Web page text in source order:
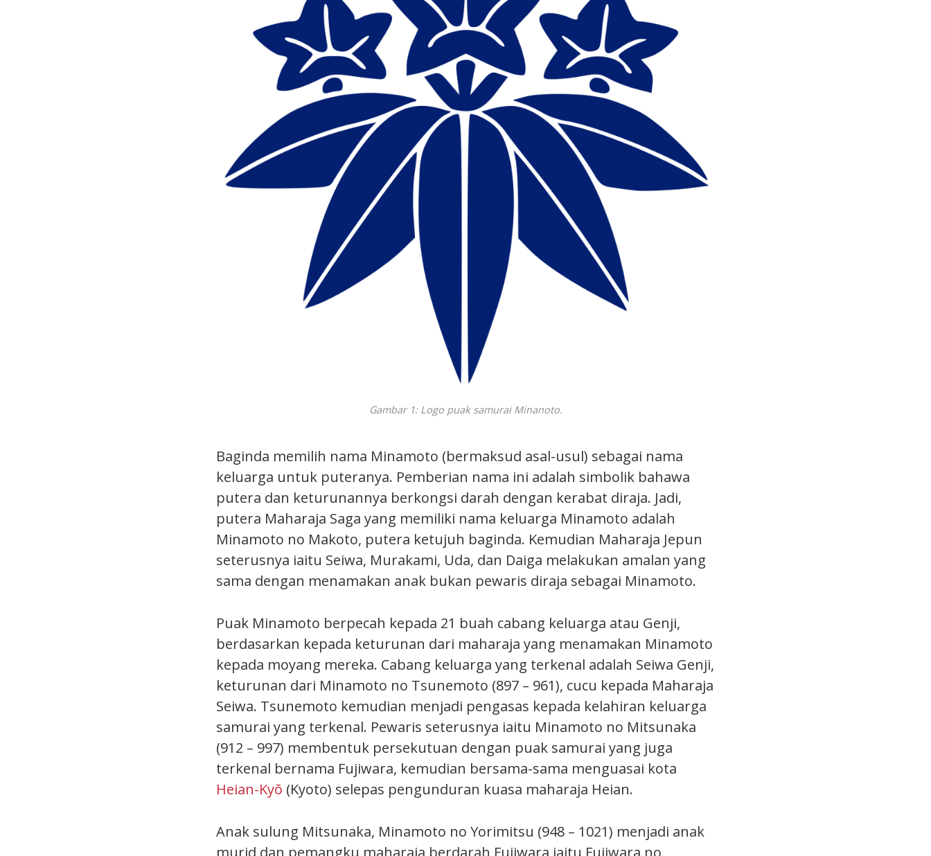
Gambar 1: Logo puak samurai Minanoto.
Baginda memilih nama Minamoto (bermaksud asal-usul) sebagai nama
keluarga untuk puteranya. Pemberian nama ini adalah simbolik bahawa
putera dan keturunannya berkongsi darah dengan kerabat diraja. Jadi,
putera Maharaja Saga yang memiliki nama keluarga Minamoto adalah
Minamoto no Makoto, putera ketujuh baginda. Kemudian Maharaja Jepun
seterusnya iaitu Seiwa, Murakami, Uda, dan Daiga melakukan amalan yang
sama dengan menamakan anak bukan pewaris diraja sebagai Minamoto.
Puak Minamoto berpecah kepada 21 buah cabang keluarga atau Genji,
berdasarkan kepada keturunan dari maharaja yang menamakan Minamoto
kepada moyang mereka. Cabang keluarga yang terkenal adalah Seiwa Genji,
keturunan dari Minamoto no Tsunemoto (897 – 961), cucu kepada Maharaja
Seiwa. Tsunemoto kemudian menjadi pengasas kepada kelahiran keluarga
samurai yang terkenal. Pewaris seterusnya iaitu Minamoto no Mitsunaka
(912 – 997) membentuk persekutuan dengan puak samurai yang juga
terkenal bernama Fujiwara, kemudian bersama-sama menguasai kota
Heian-Kyō (Kyoto) selepas pengunduran kuasa maharaja Heian.
Anak sulung Mitsunaka, Minamoto no Yorimitsu (948 – 1021) menjadi anak
murid dan pemangku maharaja berdarah Fujiwara iaitu Fujiwara no